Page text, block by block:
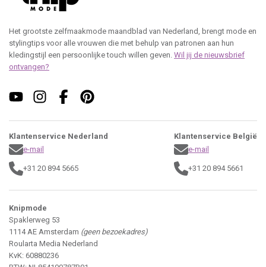
Het grootste zelfmaakmode maandblad van Nederland, brengt mode en
stylingtips voor alle vrouwen die met behulp van patronen aan hun
kledingstijl een persoonlijke touch willen geven. Wil jij de nieuwsbrief
ontvangen?
Klantenservice Nederland
e-mail
+31 20 894 5665
Klantenservice België
e-mail
+31 20 894 5661
Knipmode
Spaklerweg 53
1114 AE Amsterdam (geen bezoekadres)
Roularta Media Nederland
KvK: 60880236